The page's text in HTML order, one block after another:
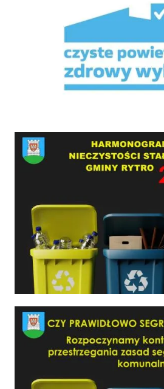
HARMONOGRAM WYWOZU NIECZYSTOŚCI
Czy prawidłowo segregujesz odpady?